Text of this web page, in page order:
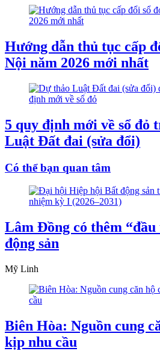
Hướng dẫn thủ tục cấp
Nội năm 2026 mới nhất
5 quy định mới về sổ đỏ
Luật Đất đai (sửa đổi)
Có thể bạn quan tâm
Lâm Đồng có thêm “đầu
động sản
Mỹ Linh
Biên Hòa: Nguồn cung
kịp nhu cầu